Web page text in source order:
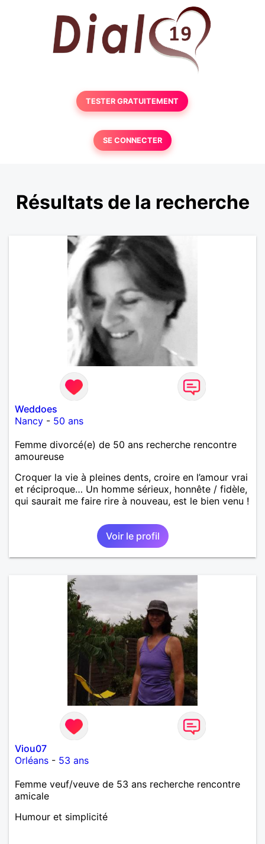
TESTER GRATUITEMENT
SE CONNECTER
Résultats de la recherche
Weddoes
Nancy - 50 ans
Femme divorcé(e) de 50 ans recherche rencontre
amoureuse
Croquer la vie à pleines dents, croire en l’amour vrai
et réciproque… Un homme sérieux, honnête / fidèle,
qui saurait me faire rire à nouveau, est le bien venu !
Voir le profil
Viou07
Orléans - 53 ans
Femme veuf/veuve de 53 ans recherche rencontre
amicale
Humour et simplicité